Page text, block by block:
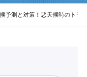
予測と対策！悪天候時のトラ